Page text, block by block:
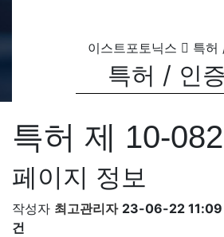
이스트포토닉스 특허
특허 / 인
특허 제 10-
페이지 정보
작성자 최고관리자 23-06-22 11:09
건